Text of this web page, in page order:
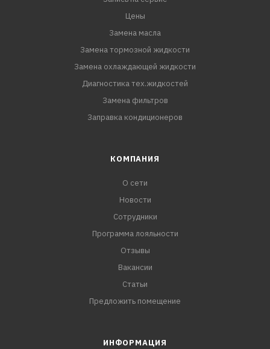
Цены
Замена масла
Замена тормозной жидкости
Замена охлаждающей жидкости
Диагностика тех.жидкостей
Замена фильтров
Заправка кондиционеров
КОМПАНИЯ
О сети
Новости
Сотрудники
Программа лояльности
Отзывы
Вакансии
Статьи
Предложить помещение
ИНФОРМАЦИЯ